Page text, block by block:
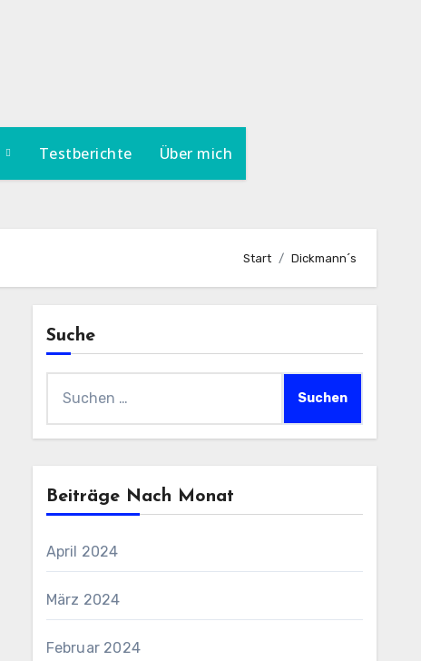
Testberichte Über mich
Start Dickmann´s
Suche
nach:
Beiträge Nach Monat
April 2024
März 2024
Februar 2024